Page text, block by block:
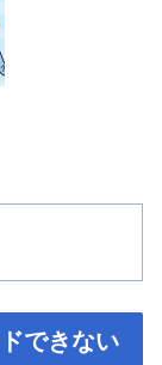
できない